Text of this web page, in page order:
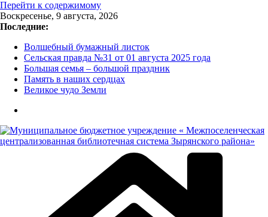
Перейти к содержимому
Воскресенье, 9 августа, 2026
Последние:
Волшебный бумажный листок
Сельская правда №31 от 01 августа 2025 года
Большая семья – большой праздник
Память в наших сердцах
Великое чудо Земли